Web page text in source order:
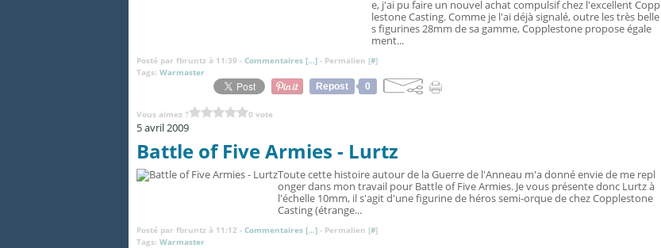
e, j'ai pu faire un nouvel achat compulsif chez l'excellent Copp
lestone Casting. Comme je l'ai déjà signalé, outre les très belle
s figurines 28mm de sa gamme, Copplestone propose égale
ment...
Posté par fbruntz à 11:39 - Commentaires […] - Permalien [#]
Tags: Warmaster
Repost
0
Vous aimez ? 0 vote
5 avril 2009
Battle of Five Armies - Lurtz
Toute cette histoire autour de la Guerre de l'Anneau m'a donné envie de me repl
onger dans mon travail pour Battle of Five Armies. Je vous présente donc Lurtz à
l'échelle 10mm, il s'agit d'une figurine de héros semi-orque de chez Copplestone
Casting (étrange...
Posté par fbruntz à 11:12 - Commentaires […] - Permalien [#]
Tags: Warmaster